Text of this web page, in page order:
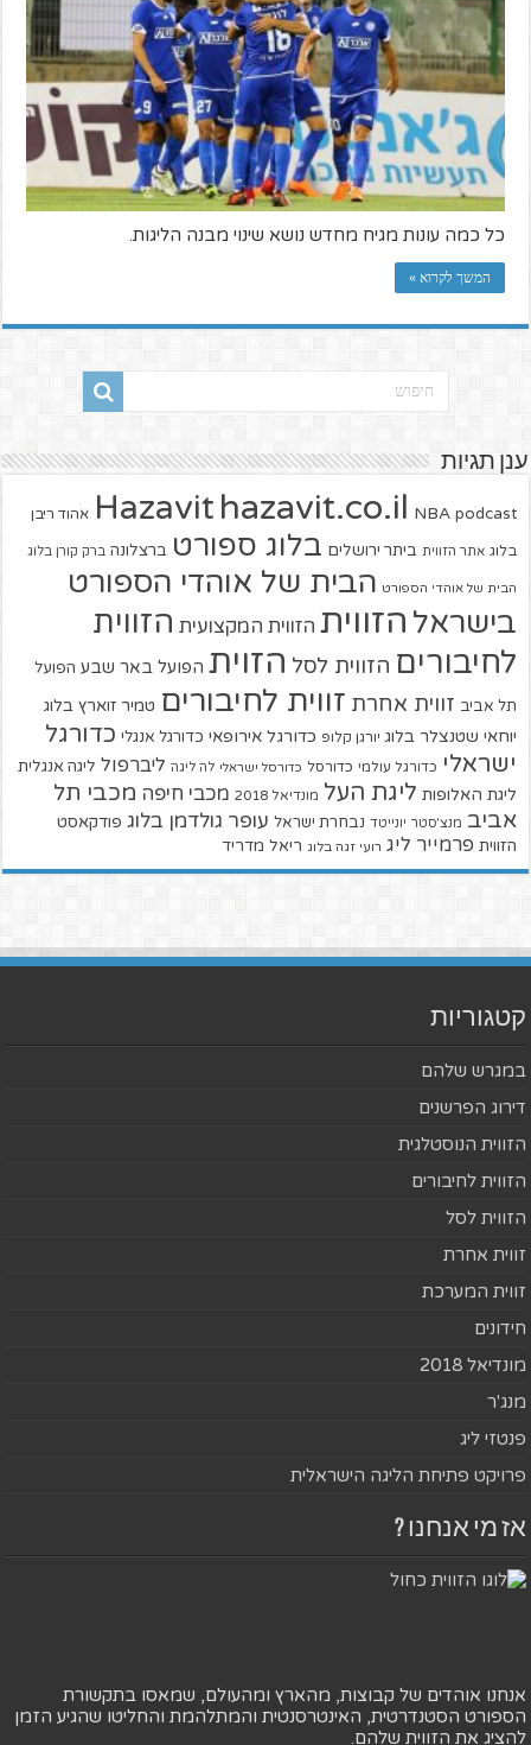
כל כמה עונות מגיח מחדש נושא שינוי מבנה הליגות.
המשך לקרוא »
ענן תגיות
Hazavit hazavit.co.il NBA podcast אהוד ריבן
בלוג אתר הזווית ביתר ירושלים בלוג ספורט ברצלונה ברק קורן בלוג
הבית של אוהדי הספורט הבית של אוהדי הספורט
בישראל הזווית הזווית המקצועית הזווית
לחיבורים הזווית לסל הזוית הפועל באר שבע הפועל
תל אביב זווית אחרת זווית לחיבורים טמיר זוארץ בלוג
יוחאי שטנצלר בלוג יורגן קלופ כדורגל אירופאי כדורגל אנגלי כדורגל
ישראלי כדורגל עולמי כדורסל כדורסל ישראלי לה ליגה ליברפול ליגה אנגלית
ליגת האלופות ליגת העל מונדיאל 2018 מכבי חיפה מכבי תל
אביב מנצ'סטר יונייטד נבחרת ישראל עופר גולדמן בלוג פודקאסט
הזווית פרמייר ליג רועי זגה בלוג ריאל מדריד
קטגוריות
במגרש שלהם
דירוג הפרשנים
הזווית הנוסטלגית
הזווית לחיבורים
הזווית לסל
זווית אחרת
זווית המערכת
חידונים
מונדיאל 2018
מנג'ר
פנטזי ליג
פרויקט פתיחת הליגה הישראלית
אז מי אנחנו ?
אנחנו אוהדים של קבוצות, מהארץ ומהעולם, שמאסו בתקשורת
הספורט הסטנדרטית, האינטרסנטית והמתלהמת והחליטו שהגיע הזמן
להציג את הזווית שלהם.